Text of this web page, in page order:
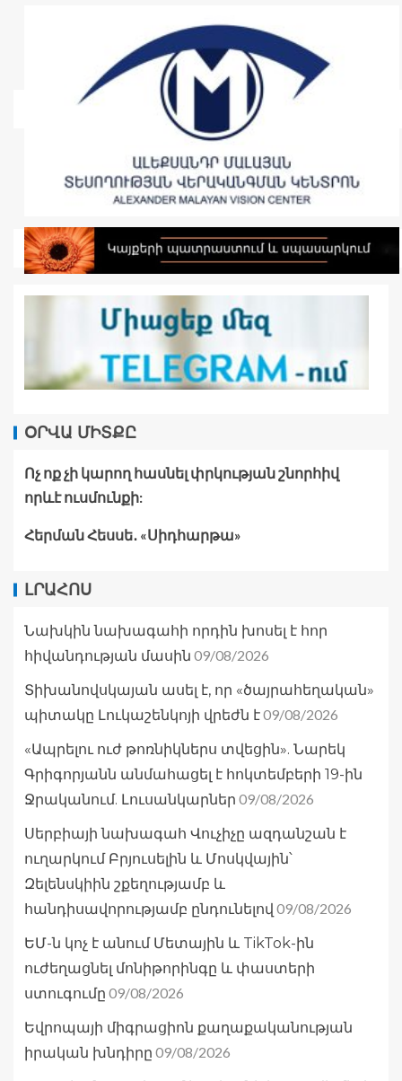
ՕՐՎԱ ՄԻՏՔԸ
Ոչ ոք չի կարող հասնել փրկության շնորհիվ
որևէ ուսմունքի:
Հերման Հեսսե․ «Սիդհարթա»
ԼՐԱՀՈՍ
Նախկին նախագահի որդին խոսել է հոր
հիվանդության մասին 09/08/2026
Տիխանովսկայան ասել է, որ «ծայրահեղական»
պիտակը Լուկաշենկոյի վրեժն է09/08/2026
«Ապրելու ուժ թոռնիկներս տվեցին». Նարեկ
Գրիգորյանն անմահացել է հոկտեմբերի 19-ին
Ջրականում. Լուսանկարներ 09/08/2026
Սերբիայի նախագահ Վուչիչը ազդանշան է
ուղարկում Բրյուսելին և Մոսկվային՝
Զելենսկիին շքեղությամբ և
հանդիսավորությամբ ընդունելով 09/08/2026
ԵՄ-ն կոչ է անում Մետային և TikTok-ին
ուժեղացնել մոնիթորինգը և փաստերի
ստուգումը 09/08/2026
Եվրոպայի միգրացիոն քաղաքականության
իրական խնդիրը 09/08/2026